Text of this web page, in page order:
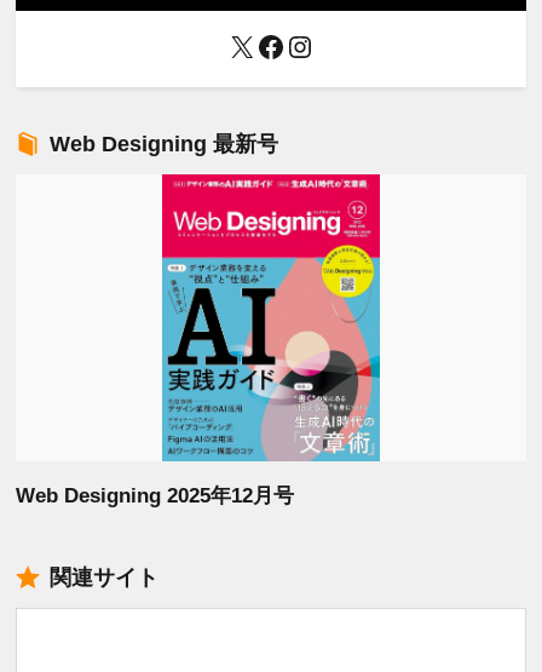
X Facebook
Instagram
Web Designing 最新号
Web Designing 2025年12月号
関連サイト